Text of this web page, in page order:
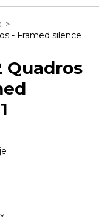
>
- Framed silence
Quadros